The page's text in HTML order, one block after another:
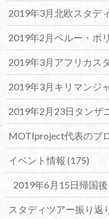
2019年3月北欧スタデ
2019年2月ペルー・ボ
2019年3月アフリカス
2019年3月キリマンジ
2019年2月23日タンザ
MOTIproject代表のブ
イベント情報 (175)
2019年6月15日帰国
スタディツアー振り返